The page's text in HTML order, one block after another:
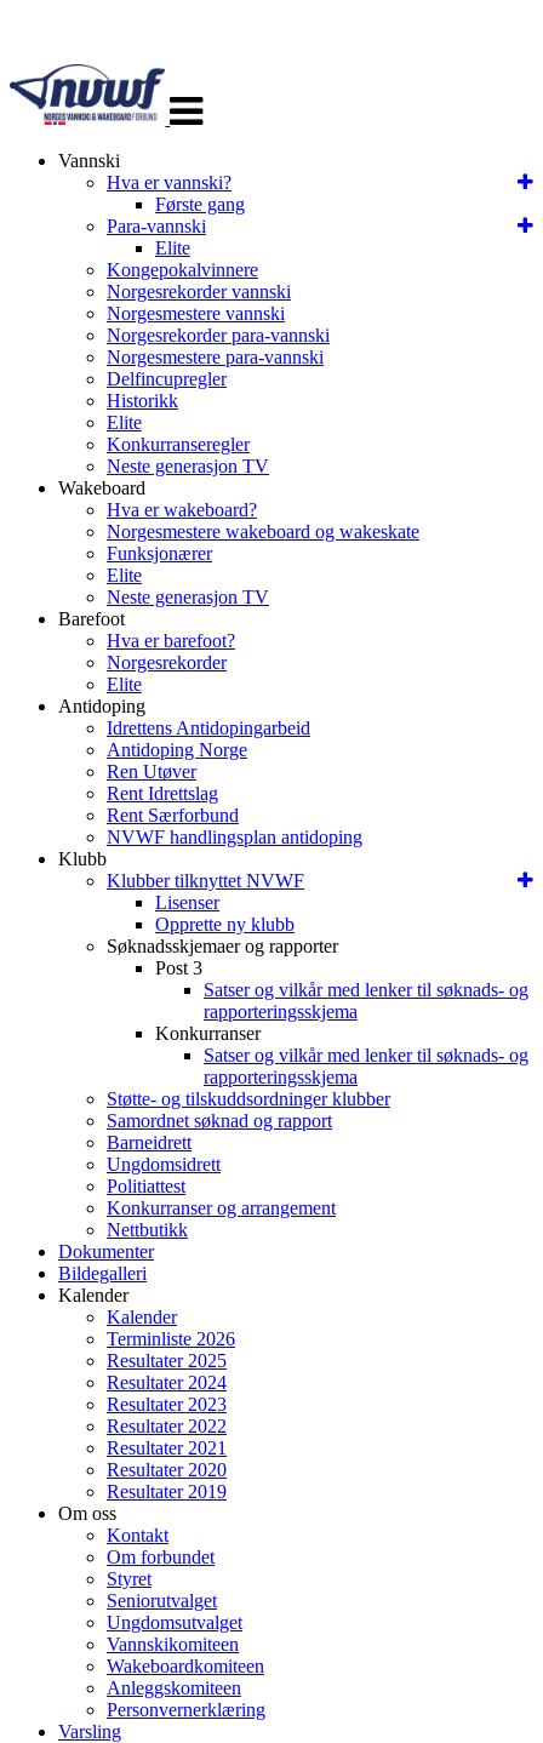
navigasjon
Vannski
Hva er vannski?
Første gang
Para-vannski
Elite
Kongepokalvinnere
Norgesrekorder vannski
Norgesmestere vannski
Norgesrekorder para-vannski
Norgesmestere para-vannski
Delfincupregler
Historikk
Elite
Konkurranseregler
Neste generasjon TV
Wakeboard
Hva er wakeboard?
Norgesmestere wakeboard og wakeskate
Funksjonærer
Elite
Neste generasjon TV
Barefoot
Hva er barefoot?
Norgesrekorder
Elite
Antidoping
Idrettens Antidopingarbeid
Antidoping Norge
Ren Utøver
Rent Idrettslag
Rent Særforbund
NVWF handlingsplan antidoping
Klubb
Klubber tilknyttet NVWF
Lisenser
Opprette ny klubb
Søknadsskjemaer og rapporter
Post 3
Satser og vilkår med lenker til søknads- og
rapporteringsskjema
Konkurranser
Satser og vilkår med lenker til søknads- og
rapporteringsskjema
Støtte- og tilskuddsordninger klubber
Samordnet søknad og rapport
Barneidrett
Ungdomsidrett
Politiattest
Konkurranser og arrangement
Nettbutikk
Dokumenter
Bildegalleri
Kalender
Kalender
Terminliste 2026
Resultater 2025
Resultater 2024
Resultater 2023
Resultater 2022
Resultater 2021
Resultater 2020
Resultater 2019
Om oss
Kontakt
Om forbundet
Styret
Seniorutvalget
Ungdomsutvalget
Vannskikomiteen
Wakeboardkomiteen
Anleggskomiteen
Personvernerklæring
Varsling